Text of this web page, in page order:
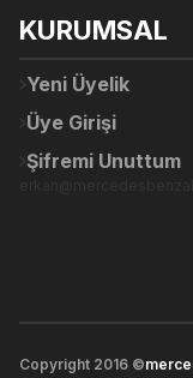
Ürün
Bu ürüne benzer
KURUMSAL
Yeni Üyelik
Üye Girişi
Şifremi Unuttum
Copyright 2016 ©